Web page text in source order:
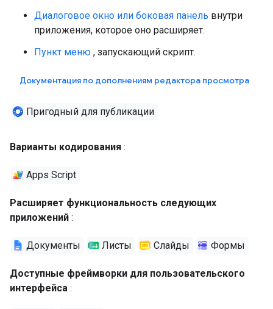
Диалоговое окно или боковая панель внутри
приложения, которое оно расширяет.
Пункт меню , запускающий скрипт.
Документация по дополнениям редактора просмотра
Пригодный для публикации
Варианты кодирования :
Apps Script
Расширяет функциональность следующих
приложений :
Документы Листы Слайды Формы
Доступные фреймворки для пользовательского
интерфейса :